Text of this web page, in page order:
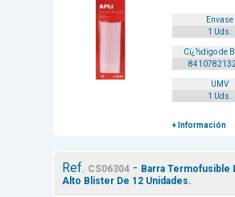
Envase
1 Uds.
Cï¿½digo de
UMV
1 Uds.
+ Información
Ref. CS06304 - Barra Termofusible
Alto Blister De 12 Unidades.